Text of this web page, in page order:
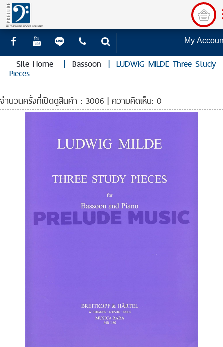
My
Site Home | Bassoon | LUDWIG MILDE Three Study
Pieces
จำนวนครั้งที่เปิดดูสินค้า : 3006 | ความคิดเห็น: 0